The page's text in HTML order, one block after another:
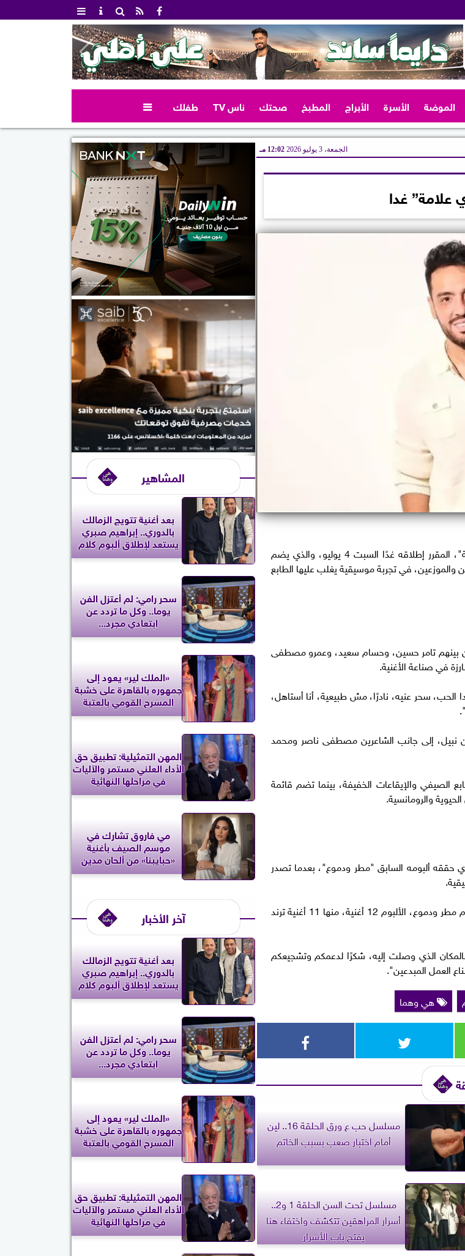
الموضة الأسرة الأبراج المطبخ صحتك ناس TV طفلك 
الجمعة، 3 يوليو 2026 12:02 مـ
علامة” غدا
يترقب جمهور الفنان رامي جمال طرح أحدث ألبوماته الغنائية "دي علامة"، المقرر إطلاقه غدًا السبت 4 يوليو، والذي يضم
والموزعين، في تجربة موسيقية يغلب عليها الطابع
بينهم تامر حسين، وحسام سعيد، وعمرو مصطفى
في صناعة الأغنية.
هو دا الحب، سحر عنيه، نادرًا، مش طبيعية، أنا أستاهل،
نبيل، إلى جانب الشاعرين مصطفى ناصر ومحمد
الصيفي والإيقاعات الخفيفة، بينما تضم قائمة
والرومانسية.
حققه ألبومه السابق "مطر ودموع"، بعدما تصدر
وقال عبر حسابه على موقع فيسبوك:"مبسوط جدًا بردود الفعل على ألبوم مطر ودموع، الألبوم 12 أغنية، منها 11 أغنية ترند
الذي وصلت إليه، شكرًا لدعمكم وتشجيعكم
العمل المبدعين".
هي وهما
مسلسل حب ع ورق الحلقة 16.. لين
أمام اختبار صعب بسبب الخاتم
مسلسل تحت السن الحلقة 1 و2..
أسرار المراهقين تتكشف واختفاء هنا
يفتح باب الأسرار
المشاهير
بعد أغنية تتويج الزمالك
بالدوري.. إبراهيم صبري
يستعد لإطلاق ألبوم كلام
سحر رامي: لم أعتزل الفن
يوما.. وكل ما تردد عن
ابتعادي مجرد...
«الملك لير» يعود إلى
جمهوره بالقاهرة على خشبة
المسرح القومي بالعتبة
المهن التمثيلية: تطبيق حق
الأداء العلني مستمر والآليات
في مراحلها النهائية
مي فاروق تشارك في
موسم الصيف بأغنية
«حبايبنا» من ألحان مدين
آخر الأخبار
بعد أغنية تتويج الزمالك
بالدوري.. إبراهيم صبري
يستعد لإطلاق ألبوم كلام
سحر رامي: لم أعتزل الفن
يوما.. وكل ما تردد عن
ابتعادي مجرد...
«الملك لير» يعود إلى
جمهوره بالقاهرة على خشبة
المسرح القومي بالعتبة
المهن التمثيلية: تطبيق حق
الأداء العلني مستمر والآليات
في مراحلها النهائية